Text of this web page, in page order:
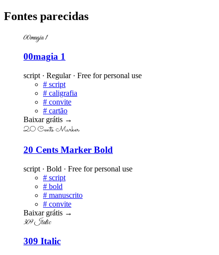
Fontes parecidas
00magia 1
00magia 1
script · Regular · Free for personal use
# script
# caligrafia
# convite
# cartão
Baixar grátis →
20 Cents Marker
20 Cents Marker Bold
script · Bold · Free for personal use
# script
# bold
# manuscrito
# convite
Baixar grátis →
309 Italic
309 Italic